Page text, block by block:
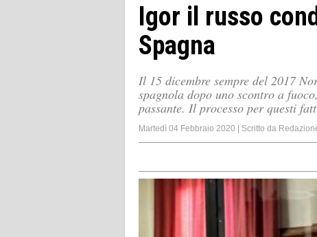
Igor il russo
Spagna
Il 15 dicembre sempre del 2017
spagnola dopo uno scontro a
passante. Il processo per questi
Martedì 04 Febbraio 2020 | Scritto da